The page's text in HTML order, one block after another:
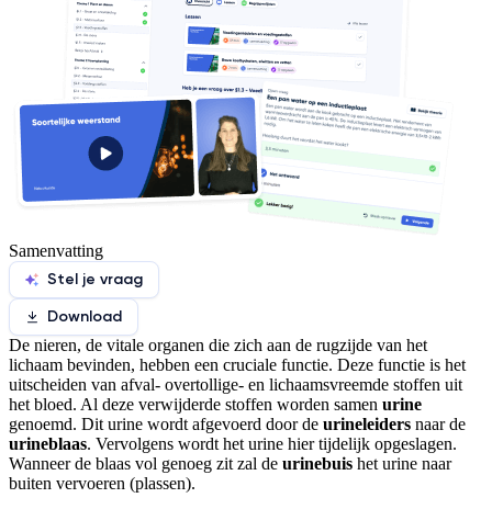
Samenvatting
Stel je vraag
Download
De nieren, de vitale organen die zich aan de rugzijde van het
lichaam bevinden, hebben een cruciale functie. Deze functie is het
uitscheiden van afval- overtollige- en lichaamsvreemde stoffen uit
het bloed. Al deze verwijderde stoffen worden samen urine
genoemd. Dit urine wordt afgevoerd door de urineleiders naar de
urineblaas. Vervolgens wordt het urine hier tijdelijk opgeslagen.
Wanneer de blaas vol genoeg zit zal de urinebuis het urine naar
buiten vervoeren (plassen).